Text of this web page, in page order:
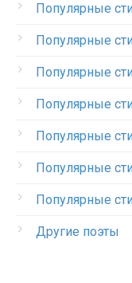
Популярные
Популярные
Популярные
Популярные
Популярные
Популярные
Популярные
Другие поэты